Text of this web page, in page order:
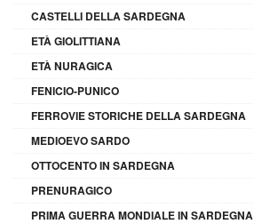
CASTELLI DELLA SARDEGNA
ETÀ GIOLITTIANA
ETÀ NURAGICA
FENICIO-PUNICO
FERROVIE STORICHE DELLA SARDEGNA
MEDIOEVO SARDO
OTTOCENTO IN SARDEGNA
PRENURAGICO
PRIMA GUERRA MONDIALE IN SARDEGNA